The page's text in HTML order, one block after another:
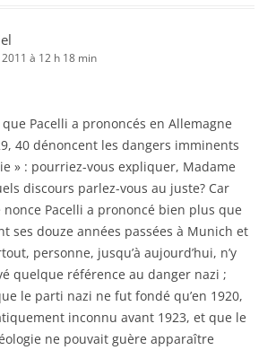
à 12 h 18 min
Pacelli a prononcés en Allemagne
40 dénoncent les dangers imminents
» : pourriez-vous expliquer, Madame
discours parlez-vous au juste? Car
Pacelli a prononcé bien plus que
ses douze années passées à Munich et
personne, jusqu’à aujourd’hui, n’y
quelque référence au danger nazi ;
le parti nazi ne fut fondé qu’en 1920,
inconnu avant 1923, et que le
ne pouvait guère apparaître